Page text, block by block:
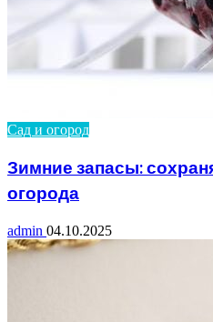
Сад и огород
Зимние запасы:
огорода
admin 04.10.2025